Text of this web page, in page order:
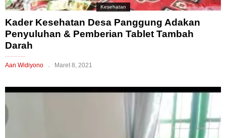
Kesehatan
Kader Kesehatan Desa Panggung Adakan
Penyuluhan & Pemberian Tablet Tambah
Darah
Aan Widiyono Maret 8, 2021